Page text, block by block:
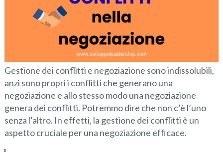
Gestione dei conflitti e negoziazione sono indissolubili,
anzi sono propri i conflitti che generano una
negoziazione e allo stesso modo una negoziazione
genera dei conflitti. Potremmo dire che non c’è l’uno
senza l’altro. In effetti, la gestione dei conflitti è un
aspetto cruciale per una negoziazione efficace.